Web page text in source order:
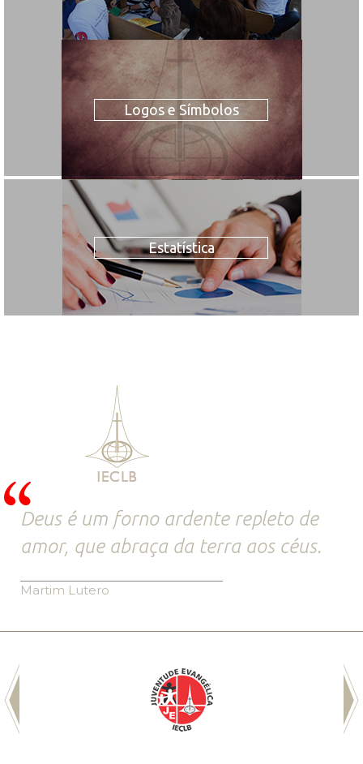
Logos e Símbolos
Estatística
Deus é um forno ardente repleto de
amor, que abraça da terra aos céus.
Martim Lutero